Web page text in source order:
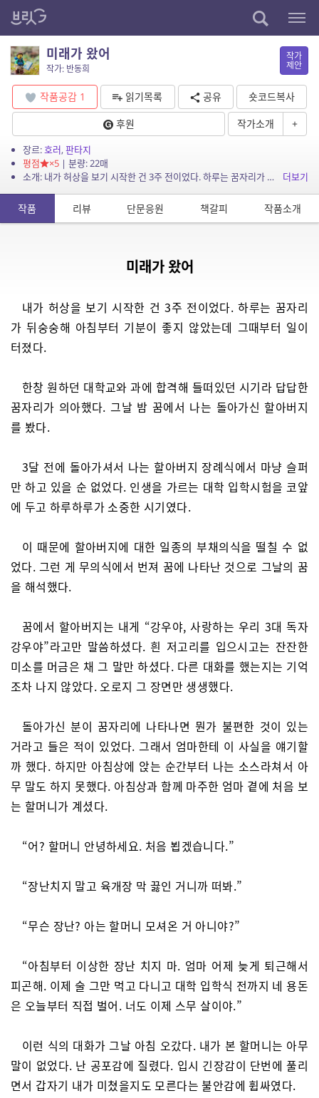
미래가 왔어
작가: 반동희
작가
제안
작품공감 1 읽기목록 공유
숏코드복사
후원
작가소개 +
장르:호러,판타지
평점
×5| 분량: 22매
소개: 내가 허상을 보기 시작한 건 3주 전이었다. 하루는 꿈자리가 뒤숭숭해 아침부터 기분이 좋지 않았는데 그때부터 일이 터졌다.
더보기
작품 리뷰 단문응원 책갈피 작품소개
미래가 왔어
내가 허상을 보기 시작한 건 3주 전이었다. 하루는 꿈자리
가 뒤숭숭해 아침부터 기분이 좋지 않았는데 그때부터 일이
터졌다.
한창 원하던 대학교와 과에 합격해 들떠있던 시기라 답답한
꿈자리가 의아했다. 그날 밤 꿈에서 나는 돌아가신 할아버지
를 봤다.
3달 전에 돌아가셔서 나는 할아버지 장례식에서 마냥 슬퍼
만 하고 있을 순 없었다. 인생을 가르는 대학 입학시험을 코앞
에 두고 하루하루가 소중한 시기였다.
이 때문에 할아버지에 대한 일종의 부채의식을 떨칠 수 없
었다. 그런 게 무의식에서 번져 꿈에 나타난 것으로 그날의 꿈
을 해석했다.
꿈에서 할아버지는 내게 “강우야, 사랑하는 우리 3대 독자
강우야”라고만 말씀하셨다. 흰 저고리를 입으시고는 잔잔한
미소를 머금은 채 그 말만 하셨다. 다른 대화를 했는지는 기억
조차 나지 않았다. 오로지 그 장면만 생생했다.
돌아가신 분이 꿈자리에 나타나면 뭔가 불편한 것이 있는
거라고 들은 적이 있었다. 그래서 엄마한테 이 사실을 얘기할
까 했다. 하지만 아침상에 앉는 순간부터 나는 소스라쳐서 아
무 말도 하지 못했다. 아침상과 함께 마주한 엄마 곁에 처음 보
는 할머니가 계셨다.
“어? 할머니 안녕하세요. 처음 뵙겠습니다.”
“장난치지 말고 육개장 막 끓인 거니까 떠봐.”
“무슨 장난? 아는 할머니 모셔온 거 아니야?”
“아침부터 이상한 장난 치지 마. 엄마 어제 늦게 퇴근해서
피곤해. 이제 술 그만 먹고 다니고 대학 입학식 전까지 네 용돈
은 오늘부터 직접 벌어. 너도 이제 스무 살이야.”
이런 식의 대화가 그날 아침 오갔다. 내가 본 할머니는 아무
말이 없었다. 난 공포감에 질렸다. 입시 긴장감이 단번에 풀리
면서 갑자기 내가 미쳤을지도 모른다는 불안감에 휩싸였다.